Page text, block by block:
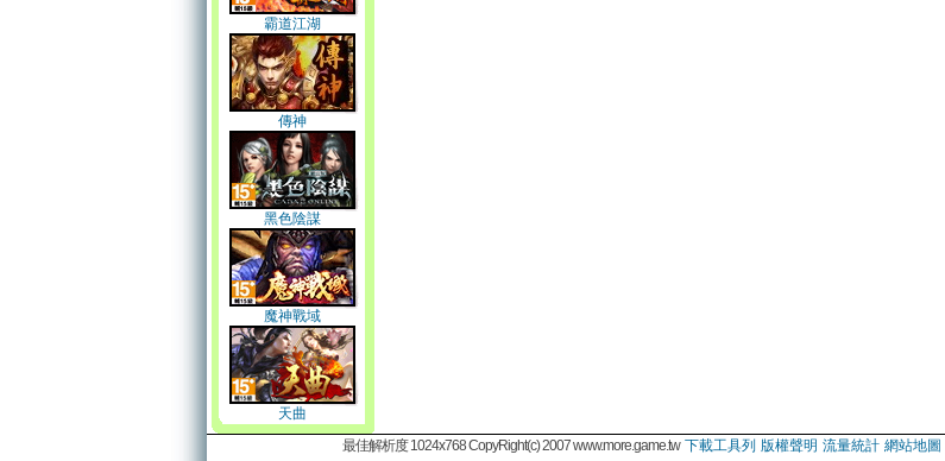
霸道江湖
傳神
黑色陰謀
魔神戰域
天曲
最佳解析度 1024x768 CopyRight(c) 2007 www.more.game.tw 下載工具列 版權聲明 流量統計 網站地圖